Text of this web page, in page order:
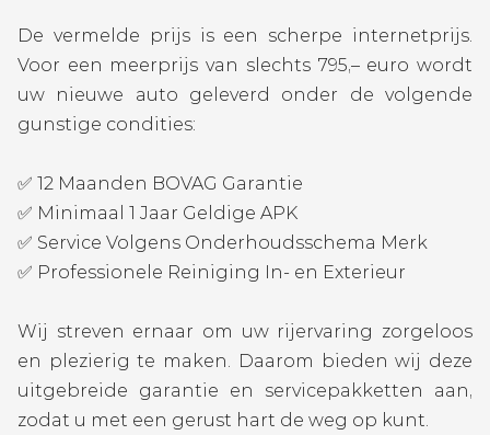
De vermelde prijs is een scherpe internetprijs.
Voor een meerprijs van slechts 795,– euro wordt
uw nieuwe auto geleverd onder de volgende
gunstige condities:
✅ 12 Maanden BOVAG Garantie
✅ Minimaal 1 Jaar Geldige APK
✅ Service Volgens Onderhoudsschema Merk
✅ Professionele Reiniging In- en Exterieur
Wij streven ernaar om uw rijervaring zorgeloos
en plezierig te maken. Daarom bieden wij deze
uitgebreide garantie en servicepakketten aan,
zodat u met een gerust hart de weg op kunt.